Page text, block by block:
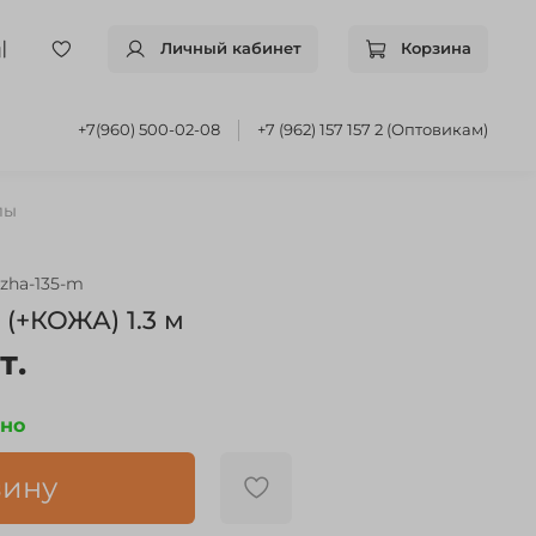
Личный кабинет Корзина
+7(960) 500-02-08 +7 (962) 157 157 2 (Оптовикам)
135-m
(+КОЖА) 1.3 м